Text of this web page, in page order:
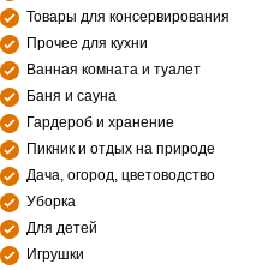
Товары для консервирования
Прочее для кухни
Ванная комната и туалет
Баня и сауна
Гардероб и хранение
Пикник и отдых на природе
Дача, огород, цветоводство
Уборка
Для детей
Игрушки